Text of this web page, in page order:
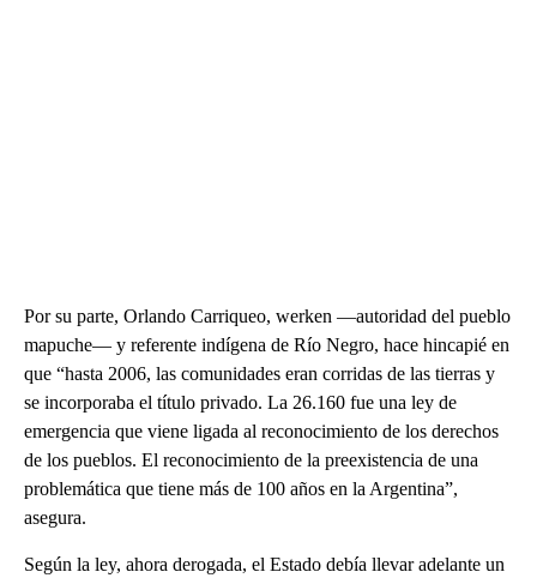
Por su parte, Orlando Carriqueo, werken —autoridad del pueblo
mapuche— y referente indígena de Río Negro, hace hincapié en
que “hasta 2006, las comunidades eran corridas de las tierras y
se incorporaba el título privado. La 26.160 fue una ley de
emergencia que viene ligada al reconocimiento de los derechos
de los pueblos. El reconocimiento de la preexistencia de una
problemática que tiene más de 100 años en la Argentina”,
asegura.
Según la ley, ahora derogada, el Estado debía llevar adelante un